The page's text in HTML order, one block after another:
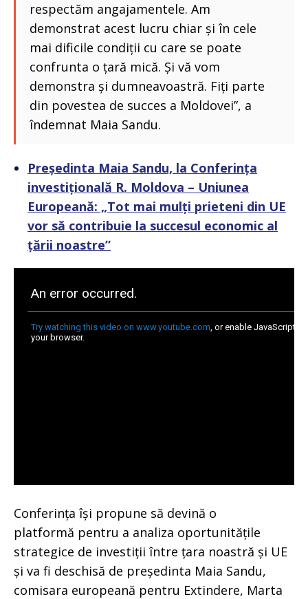
respectăm angajamentele. Am
demonstrat acest lucru chiar și în cele
mai dificile condiții cu care se poate
confrunta o țară mică. Și vă vom
demonstra și dumneavoastră. Fiți parte
din povestea de succes a Moldovei”, a
îndemnat Maia Sandu.
Președinta Maia Sandu, la Conferința
investițională R. Moldova – Uniunea
Europeană: „Tot mai mulți prieteni din UE
vor să contribuie la succesul economic al
țării noastre”
Conferința își propune să devină o
platformă pentru a analiza oportunitățile
strategice de investiții între țara noastră și UE
și va fi deschisă de președinta Maia Sandu,
comisara europeană pentru Extindere, Marta